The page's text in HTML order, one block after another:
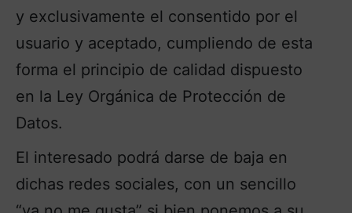
y exclusivamente el consentido por el
usuario y aceptado, cumpliendo de esta
forma el principio de calidad dispuesto
en la Ley Orgánica de Protección de
Datos.
El interesado podrá darse de baja en
dichas redes sociales, con un sencillo